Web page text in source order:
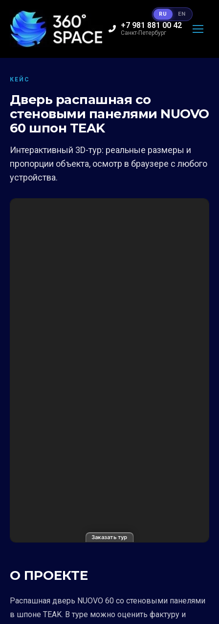
+7 981 881 00 42
Санкт-Петербург
КЕЙС
Дверь распашная со
стеновыми панелями NUOVO
60 шпон TEAK
Интерактивный 3D-тур: реальные размеры и
пропорции объекта, осмотр в браузере с любого
устройства.
Заказать тур
О ПРОЕКТЕ
Распашная дверь NUOVO 60 со стеновыми панелями
в шпоне TEAK. В туре можно оценить фактуру и
RU EN